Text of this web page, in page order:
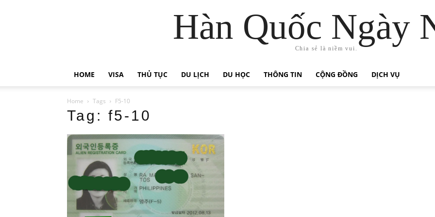
Hàn Quốc Ngày
Chia sẻ là niềm vui.
HOME VISA THỦ TỤC DU LỊCH DU HỌC THÔNG TIN CỘNG ĐỒNG DỊCH VỤ
Home Tags F5-10
Tag: f5-10